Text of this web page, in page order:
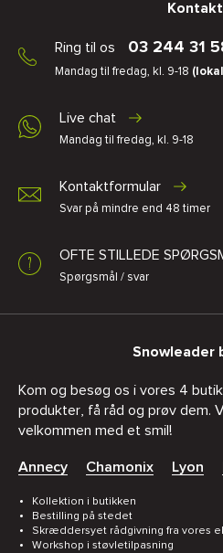
Ring til os 03 244 31
Mandag til fredag, kl. 9-18
Live chat
Mandag til fredag, kl. 9-18
Kontaktformular
Svar på mindre end 48 timer
OFTE STILLEDE
Spørgsmål / svar
Snowleader
Kom og besøg os i vores 4
produkter, få råd og prøv dem.
velkommen med et smil!
Annecy Chamonix Lyon
Kollektion i butikken
Bestilling på stedet
Skræddersyet rådgivning fra vores
Workshop i støvletilpasning